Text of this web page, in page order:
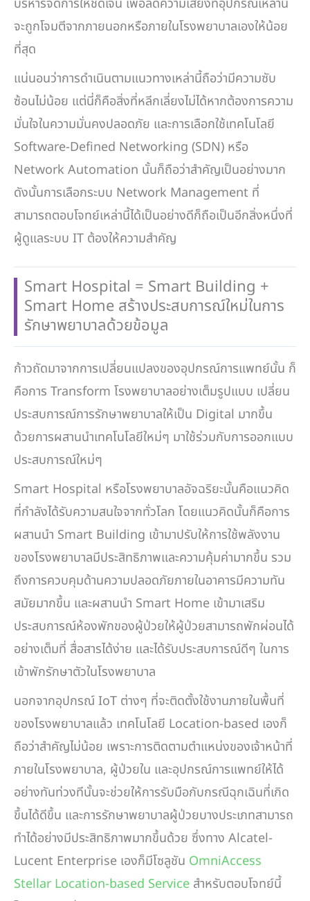
จะถูกโจมตีจากภายนอกหรือภายในโรงพยาบาลเองให้น้อย
ที่สุด
แน่นอนว่าการดำเนินตามแนวทางเหล่านี้ถือว่ามีความซับ
ซ้อนไม่น้อย แต่นี่ก็คือสิ่งที่หลีกเลี่ยงไม่ได้หากต้องการความ
มั่นใจในความมั่นคงปลอดภัย และการเลือกใช้เทคโนโลยี
Software-Defined Networking (SDN) หรือ
Network Automation นั้นก็ถือว่าสำคัญเป็นอย่างมาก
ดังนั้นการเลือกระบบ Network Management ที่
สามารถตอบโจทย์เหล่านี้ได้เป็นอย่างดีก็ถือเป็นอีกสิ่งหนึ่งที่
ผู้ดูแลระบบ IT ต้องให้ความสำคัญ
Smart Hospital = Smart Building +
Smart Home สร้างประสบการณ์ใหม่ในการ
รักษาพยาบาลด้วยข้อมูล
ก้าวถัดมาจากการเปลี่ยนแปลงของอุปกรณ์การแพทย์นั้น ก็
คือการ Transform โรงพยาบาลอย่างเต็มรูปแบบ เปลี่ยน
ประสบการณ์การรักษาพยาบาลให้เป็น Digital มากขึ้น
ด้วยการผสานนำเทคโนโลยีใหม่ๆ มาใช้ร่วมกับการออกแบบ
ประสบการณ์ใหม่ๆ
Smart Hospital หรือโรงพยาบาลอัจฉริยะนั้นคือแนวคิด
ที่กำลังได้รับความสนใจจากทั่วโลก โดยแนวคิดนั้นก็คือการ
ผสานนำ Smart Building เข้ามาปรับให้การใช้พลังงาน
ของโรงพยาบาลมีประสิทธิภาพและความคุ้มค่ามากขึ้น รวม
ถึงการควบคุมด้านความปลอดภัยภายในอาคารมีความทัน
สมัยมากขึ้น และผสานนำ Smart Home เข้ามาเสริม
ประสบการณ์ห้องพักของผู้ป่วยให้ผู้ป่วยสามารถพักผ่อนได้
อย่างเต็มที่ สื่อสารได้ง่าย และได้รับประสบการณ์ดีๆ ในการ
เข้าพักรักษาตัวในโรงพยาบาล
นอกจากอุปกรณ์ IoT ต่างๆ ที่จะติดตั้งใช้งานภายในพื้นที่
ของโรงพยาบาลแล้ว เทคโนโลยี Location-based เองก็
ถือว่าสำคัญไม่น้อย เพราะการติดตามตำแหน่งของเจ้าหน้าที่
ภายในโรงพยาบาล, ผู้ป่วยใน และอุปกรณ์การแพทย์ให้ได้
อย่างทันท่วงทีนั้นจะช่วยให้การรับมือกับกรณีฉุกเฉินที่เกิด
ขึ้นได้ดีขึ้น และการรักษาพยาบาลผู้ป่วยบางประเภทสามารถ
ทำได้อย่างมีประสิทธิภาพมากขึ้นด้วย ซึ่งทาง Alcatel-
Lucent Enterprise เองก็มีโซลูชัน OmniAccess
Stellar Location-based Service สำหรับตอบโจทย์นี้